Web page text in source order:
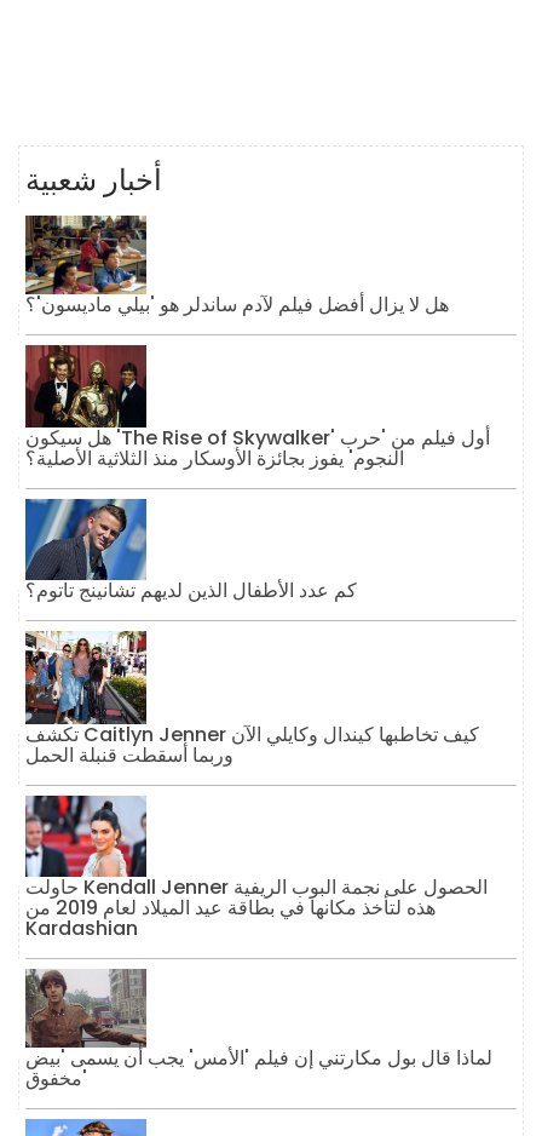
أخبار شعبية
هل لا يزال أفضل فيلم لآدم ساندلر هو 'بيلي ماديسون'؟
هل سيكون 'The Rise of Skywalker' أول فيلم من 'حرب
النجوم' يفوز بجائزة الأوسكار منذ الثلاثية الأصلية؟
كم عدد الأطفال الذين لديهم تشانينج تاتوم؟
تكشف Caitlyn Jenner كيف تخاطبها كيندال وكايلي الآن
وربما أسقطت قنبلة الحمل
حاولت Kendall Jenner الحصول على نجمة البوب ​​الريفية
هذه لتأخذ مكانها في بطاقة عيد الميلاد لعام 2019 من
Kardashian
لماذا قال بول مكارتني إن فيلم 'الأمس' يجب أن يسمى 'بيض
مخفوق'